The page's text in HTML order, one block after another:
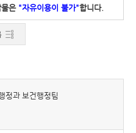
은 "자유이용이 불가"합니다.
정과 보건행정팀